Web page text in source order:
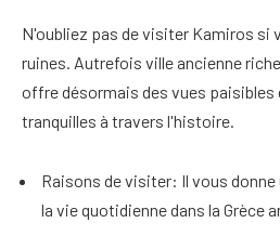
N'oubliez pas de visiter Kamiros si
ruines . Autrefois ville ancienne
offre désormais des vues paisibles
tranquilles à travers l'histoire.
Raisons de visiter: Il vous
la vie quotidienne dans la Grèce